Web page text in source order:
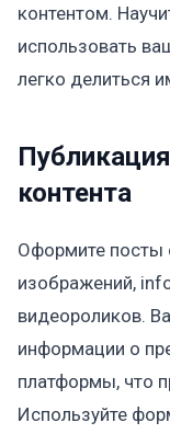
контентом.
использовать
легко делиться
контента
Оформите посты
изображений,
видеороликов.
информации о
платформы, что
Используйте